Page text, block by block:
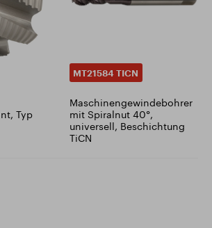
Typ
MT21584 TICN
Maschinengewindebohrer
mit Spiralnut 40°,
universell, Beschichtung
TiCN